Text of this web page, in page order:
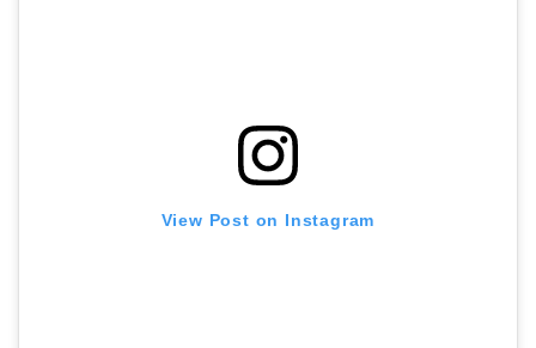
View Post on Instagram